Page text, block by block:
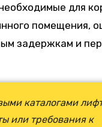
для
помещения,
задержкам и
каталогами
или требования к